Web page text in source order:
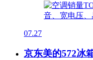
07.27
京东美的572冰